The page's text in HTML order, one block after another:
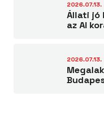
2026.07.13.
Állati jó
az AI
2026.07.13.